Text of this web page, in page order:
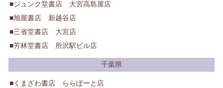
ジュンク堂書店 大宮高島屋店
旭屋書店 新越谷店
三省堂書店 大宮店
芳林堂書店 所沢駅ビル店
千葉県
くまざわ書店 ららぽーと店